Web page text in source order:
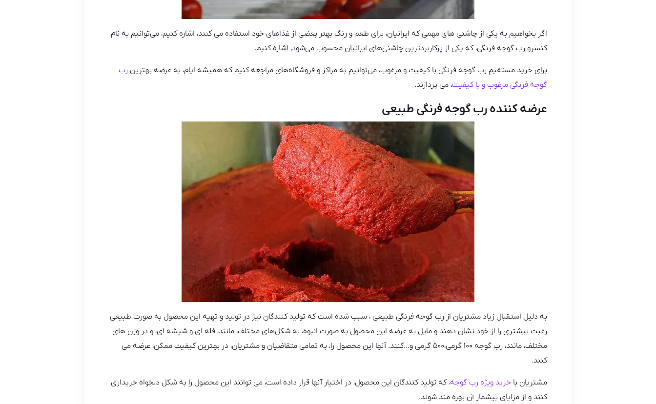
اگر بخواهیم به یکی از چاشنی های مهمی که ایرانیان، برای طعم و رنگ بهتر بعضی از غذاهای خود استفاده می کنند، اشاره کنیم، می‌توانیم به نام
کنسرو رب گوجه فرنگی، که یکی از پرکاربردترین چاشنی‌های ایرانیان محسوب می‌شود, اشاره کنیم.
برای خرید مستقیم رب گوجه فرنگی با کیفیت و مرغوب، می‌توانیم به مراکز و فروشگاه‌های مراجعه کنیم که همیشه ایام، به عرضه بهترین رب
گوجه فرنگی مرغوب و با کیفیت، می پردازند.
عرضه کننده رب گوجه فرنگی طبیعی
به دلیل استقبال زیاد مشتریان از رب گوجه فرنگی طبیعی ، سبب شده است که تولید کنندگان نیز در تولید و تهیه این محصول به صورت طبیعی
رغبت بیشتری را از خود نشان دهند و مایل به عرضه این محصول به صورت انبوه، به شکل‌های مختلف، مانند، فله ای و شیشه ای، و در وزن های
مختلف، مانند، رب گوجه ۱۰۰ گرمی،۵۰۰ گرمی و.‌‌..کنند. آنها این محصول را، به تمامی متقاضیان و مشتریان، در بهترین کیفیت ممکن، عرضه می
کنند‌.
مشتریان با خرید ویژه رب گوجه،که تولید کنندگان این محصول، در اختیار آنها قرار داده است، می توانند این محصول را به شکل دلخواه خریداری
کنند و از مزایای بیشمار آن بهره مند شوند.